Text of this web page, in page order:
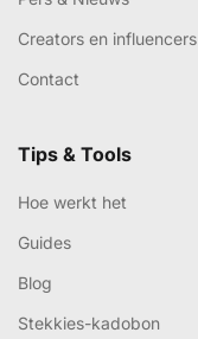
Creators en influencers
Contact
Tips & Tools
Hoe werkt het
Guides
Blog
Stekkies-kadobon